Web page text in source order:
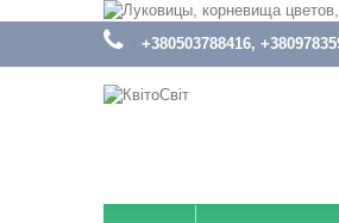
: +380503788416,